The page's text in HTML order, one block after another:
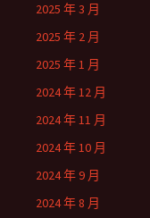
2025 年 3 月
2025 年 2 月
2025 年 1 月
2024 年 12 月
2024 年 11 月
2024 年 10 月
2024 年 9 月
2024 年 8 月